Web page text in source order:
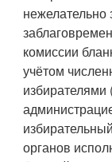
комиссии
учётом
избирателями
органов